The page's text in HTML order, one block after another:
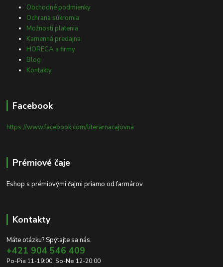
Obchodné podmienky
Ochrana súkromia
Možnosti platenia
Kamenná predajna
HORECA a firmy
Blog
Kontakty
Facebook
https://www.facebook.com/literarnacajovna
Prémiové čaje
Eshop s prémiovými čajmi priamo od farmárov.
Kontakty
Máte otázku? Spýtajte sa nás.
+421 904 546 409
Po-Pia 11-19:00, So-Ne 12-20:00